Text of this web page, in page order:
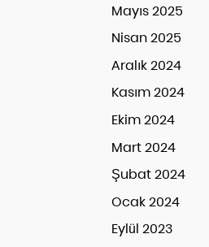
Mayıs 2025
Nisan 2025
Aralık 2024
Kasım 2024
Ekim 2024
Mart 2024
Şubat 2024
Ocak 2024
Eylül 2023